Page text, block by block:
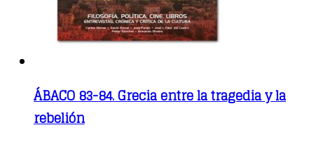
ÁBACO 83-84. Grecia entre la tragedia y la
rebelión